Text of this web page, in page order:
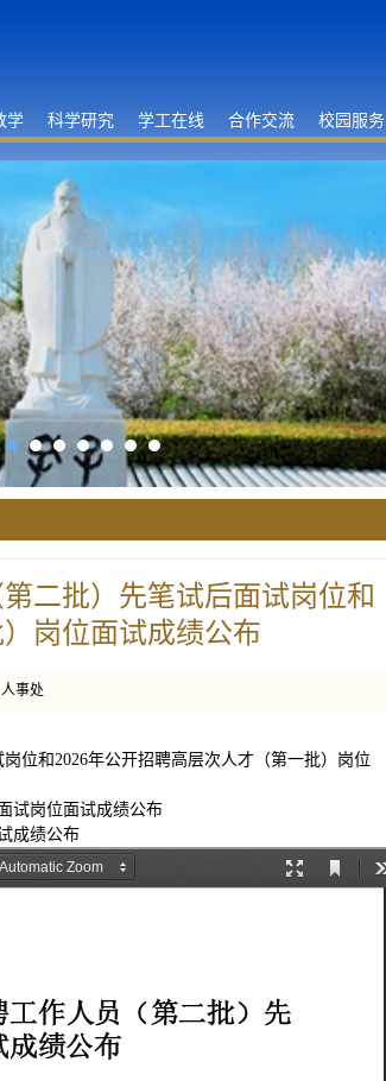
学 科学研究 学工在线 合作交流 校园服务
二批）先笔试后面试岗位和
岗位​面试成绩公布
人事处
位和2026年公开招聘高层次人才（第一批）岗位
试岗位面试成绩公布
成绩公布